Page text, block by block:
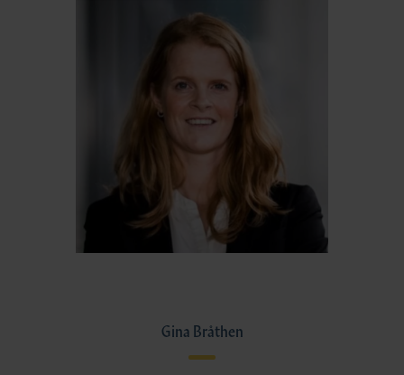
Gina Bråthen